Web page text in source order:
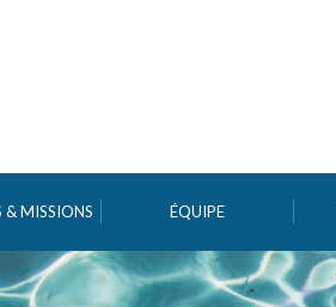
& MISSIONS ÉQUIPE